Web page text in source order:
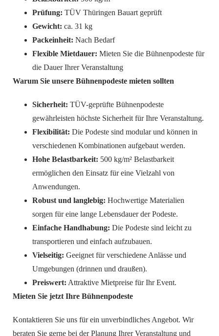
Prüfung: TÜV Thüringen Bauart geprüft
Gewicht: ca. 31 kg
Packeinheit: Nach Bedarf
Flexible Mietdauer: Mieten Sie die Bühnenpodeste für
die Dauer Ihrer Veranstaltung
Warum Sie unsere Bühnenpodeste mieten sollten
Sicherheit: TÜV-geprüfte Bühnenpodeste
gewährleisten höchste Sicherheit für Ihre Veranstaltung.
Flexibilität: Die Podeste sind modular und können in
verschiedenen Kombinationen aufgebaut werden.
Hohe Belastbarkeit: 500 kg/m² Belastbarkeit
ermöglichen den Einsatz für eine Vielzahl von
Anwendungen.
Robust und langlebig: Hochwertige Materialien
sorgen für eine lange Lebensdauer der Podeste.
Einfache Handhabung: Die Podeste sind leicht zu
transportieren und einfach aufzubauen.
Vielseitig: Geeignet für verschiedene Anlässe und
Umgebungen (drinnen und draußen).
Preiswert: Attraktive Mietpreise für Ihr Event.
Mieten Sie jetzt Ihre Bühnenpodeste
Kontaktieren Sie uns für ein unverbindliches Angebot. Wir
beraten Sie gerne bei der Planung Ihrer Veranstaltung und